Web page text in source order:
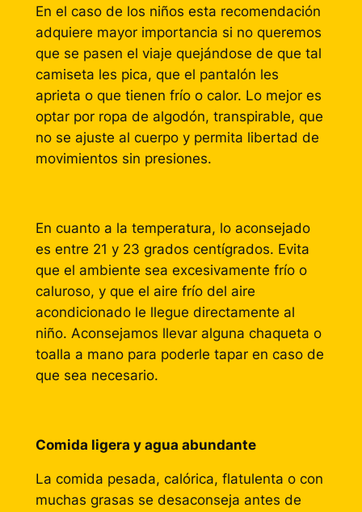
En el caso de los niños esta recomendación
adquiere mayor importancia si no queremos
que se pasen el viaje quejándose de que tal
camiseta les pica, que el pantalón les
aprieta o que tienen frío o calor. Lo mejor es
optar por ropa de algodón, transpirable, que
no se ajuste al cuerpo y permita libertad de
movimientos sin presiones.
En cuanto a la temperatura, lo aconsejado
es entre 21 y 23 grados centígrados. Evita
que el ambiente sea excesivamente frío o
caluroso, y que el aire frío del aire
acondicionado le llegue directamente al
niño. Aconsejamos llevar alguna chaqueta o
toalla a mano para poderle tapar en caso de
que sea necesario.
Comida ligera y agua abundante
La comida pesada, calórica, flatulenta o con
muchas grasas se desaconseja antes de